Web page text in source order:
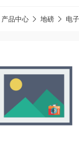
产品中心 地磅 电